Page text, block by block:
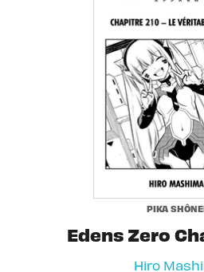
PIKA
Edens Zero
Hiro